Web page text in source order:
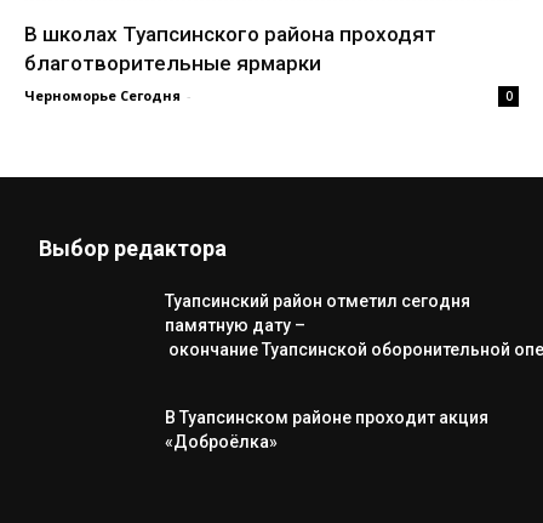
В школах Туапсинского района проходят
благотворительные ярмарки
Черноморье Сегодня - 0
Выбор редактора
Туапсинский район отметил сегодня
памятную дату –
окончание Туапсинской оборонительной
В Туапсинском районе проходит акция
«Доброёлка»